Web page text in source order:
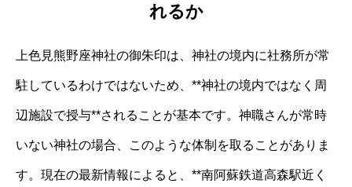
れるか
上色見熊野座神社の御朱印は、神社の境内に社務所が常
駐しているわけではないため、**神社の境内ではなく周
辺施設で授与**されることが基本です。神職さんが常時
いない神社の場合、このような体制を取ることがありま
す。現在の最新情報によると、**南阿蘇鉄道高森駅近く